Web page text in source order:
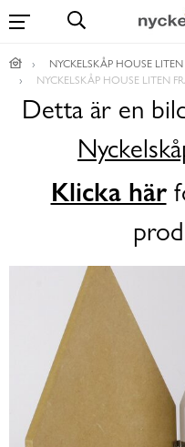
NYCKELSKÅP HOUSE LITEN
NYCKELSKÅP HOUSE LITEN
Detta är en
Klicka här